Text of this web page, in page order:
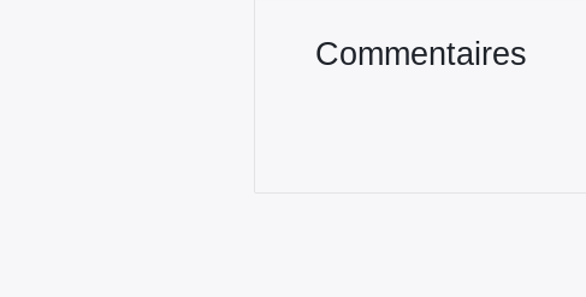
Commentaires